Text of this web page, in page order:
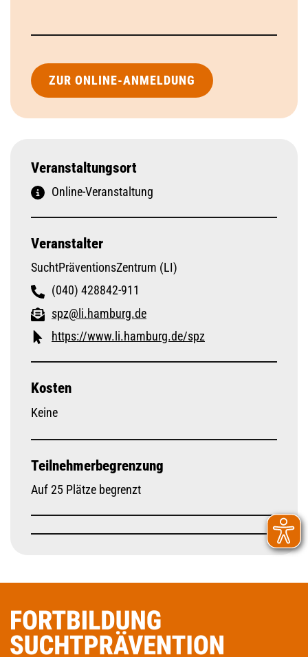
ZUR ONLINE-ANMELDUNG
Veranstaltungsort
Online-Veranstaltung
Veranstalter
SuchtPräventionsZentrum (LI)
(040) 428842-911
spz@li.hamburg.de
https://www.li.hamburg.de/spz
Kosten
Keine
Teilnehmerbegrenzung
Auf 25 Plätze begrenzt